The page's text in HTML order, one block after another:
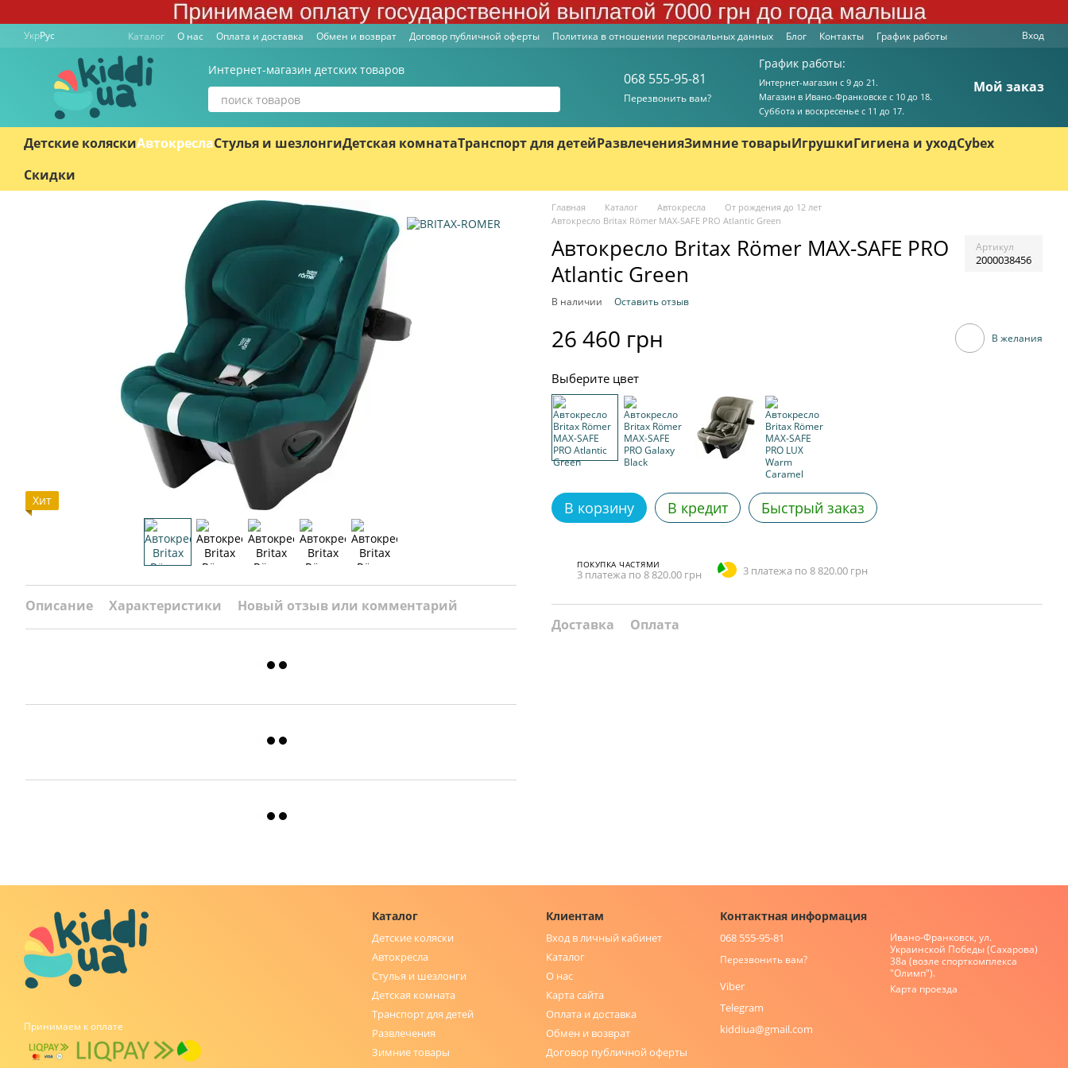
Перейти к основному контенту
УкрРус Каталог О нас Оплата и доставка Обмен и возврат Договор публичной оферты Политика в отношении персональных данных Блог Контакты График работы Вход
Интернет-магазин детских товаров
068 555-95-81
Перезвонить вам?
График работы:
Интернет-магазин с 9 до 21.
Магазин в Ивано-Франковске с 10 до 18.
Суббота и воскресенье с 11 до 17.
Мой заказ
Детские коляскиАвтокреслаСтулья и шезлонгиДетская комнатаТранспорт для детейРазвлеченияЗимние товарыИгрушкиГигиена и уходCybex
Скидки
Хит
Описание Характеристики Новый отзыв или комментарий
Главная Каталог Автокресла
От рождения до 12 лет
Автокресло Britax Römer MAX-SAFE PRO Atlantic Green
Автокресло Britax Römer MAX-SAFE PRO
Atlantic Green
Артикул
2000038456
В наличии Оставить отзыв
26 460 грн В желания
Выберите цвет
В корзину В кредит Быстрый заказ
ПОКУПКА ЧАСТЯМИ
3 платежа по 8 820.00 грн 3 платежа по 8 820.00 грн
Доставка Оплата
Принимаем к оплате
Каталог
Детские коляски
Автокресла
Стулья и шезлонги
Детская комната
Транспорт для детей
Развлечения
Зимние товары
Клиентам
Вход в личный кабинет
Каталог
О нас
Карта сайта
Оплата и доставка
Обмен и возврат
Договор публичной оферты
Контактная информация
068 555-95-81
Перезвонить вам?
Viber
Telegram
kiddiua@gmail.com
Ивано-Франковск, ул.
Украинской Победы (Сахарова)
38а (возле спорткомплекса
"Олимп").
Карта проезда